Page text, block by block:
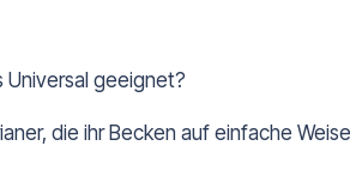
Universal geeignet?
die ihr Becken auf einfache